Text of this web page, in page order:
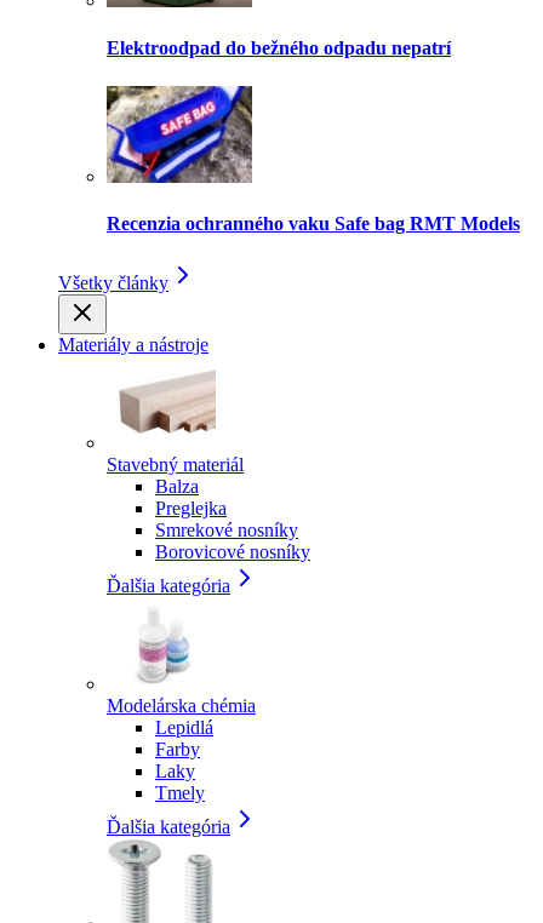
Elektroodpad do bežného odpadu nepatrí
Recenzia ochranného vaku Safe bag RMT Models
Všetky články
Materiály a nástroje
Stavebný materiál
Balza
Preglejka
Smrekové nosníky
Borovicové nosníky
Ďalšia kategória
Modelárska chémia
Lepidlá
Farby
Laky
Tmely
Ďalšia kategória